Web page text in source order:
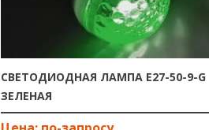
СВЕТОДИОДНАЯ ЛАМПА E27-50-9-G
ЗЕЛЕНАЯ